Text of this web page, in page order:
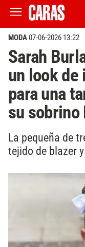
MODA07-06-2026 13:22
Sarah
un look de
para una
su sobrino
La pequeña de
tejido de blazer